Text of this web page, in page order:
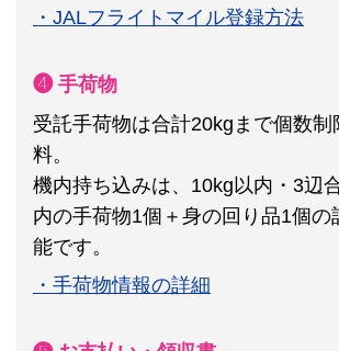
・JALフライトマイル登録方法
❹ 手荷物
受託手荷物は合計20kgまで個数制
料。
機内持ち込みは、10kg以内・3辺
内の手荷物1個＋身の回り品1個の
能です。
・手荷物情報の詳細